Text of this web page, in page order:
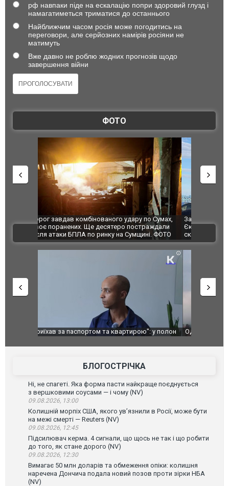
рф навпаки піде на ескалацію попри здоровий глузд і
намагатиметься триматися до останнього
Найближчим часом росія може погодитись на
переговори, але серйозних намірів росіяни не
матимуть
Вже давно не роблю жодних прогнозів щодо
завершення війни
ФОТО
За 2000 кілометрів від кордону з Україною: в
Єкатеринбурзі після атаки дронів загорівся
склад Wildberries. ФОТО. ВІДЕО
"Мої
ВІДЕО
Одесу накрила потужна злива з градом та
Вже
БЛОГОСТРІЧКА
Ні, не спагеті. Яка форма пасти найкраще поєднується
з вершковими соусами — і чому (NV)
09.08.2026, 13:00
Колишній морпіх США, якого ув’язнили в Росії, може бути
на межі смерті — Reuters (NV)
09.08.2026, 12:45
Підсилювач керма. 4 сигнали, що щось не так і що робити
до того, як стане дорого (NV)
09.08.2026, 12:30
Вимагає 50 млн доларів та обмеження опіки: колишня
наречена Дончича подала новий позов проти зірки НБА
(NV)